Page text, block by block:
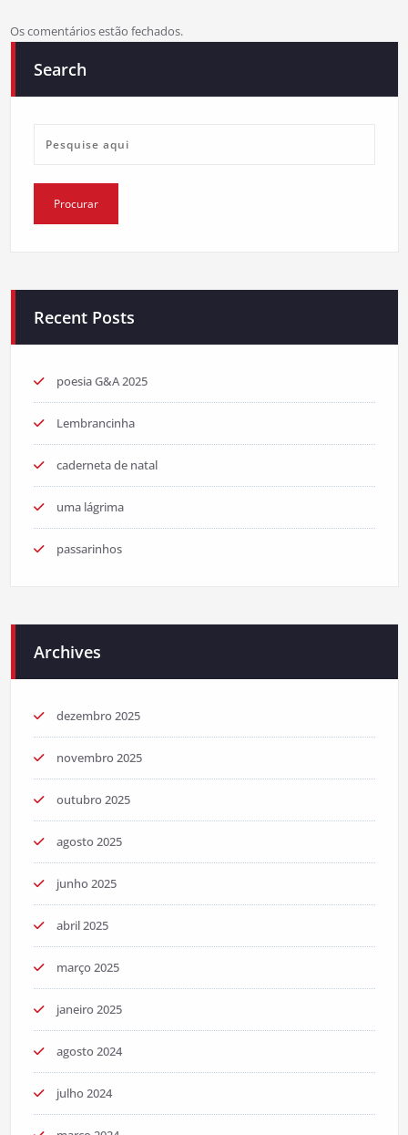
Os comentários estão fechados.
Search
Recent Posts
poesia G&A 2025
Lembrancinha
caderneta de natal
uma lágrima
passarinhos
Archives
dezembro 2025
novembro 2025
outubro 2025
agosto 2025
junho 2025
abril 2025
março 2025
janeiro 2025
agosto 2024
julho 2024